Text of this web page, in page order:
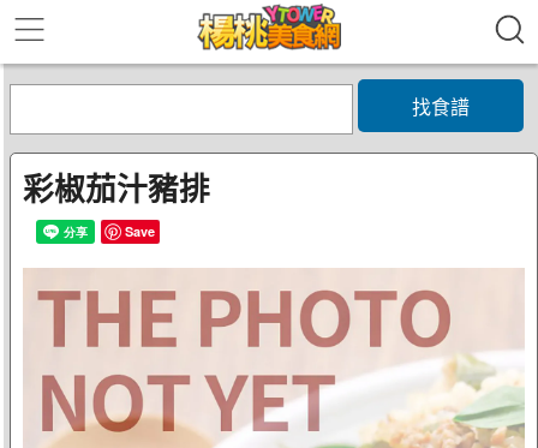
找食譜
彩椒茄汁豬排
Save